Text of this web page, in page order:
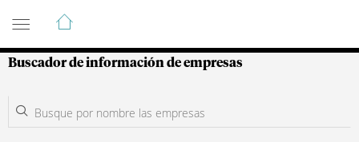
Guía de Empresas Colombianas
Buscador de información de empresas